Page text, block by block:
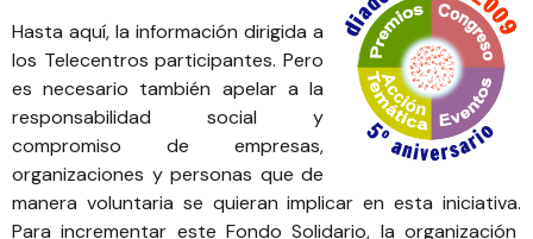
Hasta aquí, la información dirigida a
los Telecentros participantes. Pero
es necesario también apelar a la
responsabilidad social y
compromiso de empresas,
organizaciones y personas que de
manera voluntaria se quieran implicar en esta iniciativa.
Para incrementar este Fondo Solidario, la organización